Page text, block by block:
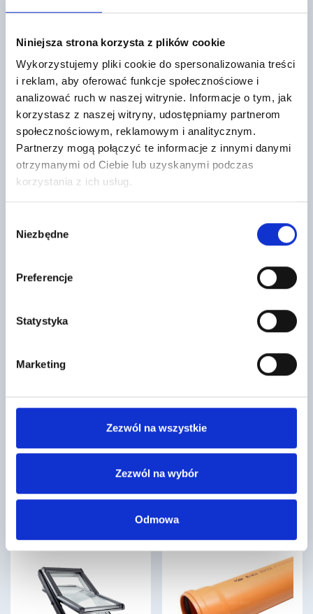
Niniejsza strona korzysta z plików cookie
Wykorzystujemy pliki cookie do spersonalizowania treści
i reklam, aby oferować funkcje społecznościowe i
analizować ruch w naszej witrynie. Informacje o tym, jak
korzystasz z naszej witryny, udostępniamy partnerom
społecznościowym, reklamowym i analitycznym.
Partnerzy mogą połączyć te informacje z innymi danymi
otrzymanymi od Ciebie lub uzyskanymi podczas
korzystania z ich usług.
zgody
Niezbędne
Preferencje
Statystyka
Marketing
Zezwól na wszystkie
Zezwól na wybór
Odmowa
OKNO DACHOWE DESIGNO WDF R49
H N WD AL OBROTOWE Z DREWNA
74/118
1656,01 zł/ szt
drewniane to doskonałe
rozwiązanie do oświetlania i
WEŁNA MINERALNA 100 MM KNAUF
UNIFIT PRO 035 1 ROLKA/6 M2
mm to wysokiej jakości mata z
wełny szklanej, przeznaczona do
Weber tynk IP INTER 25kg
Poliuretanowy klej do styropianu
TO-KPS stosowany do
przyklejania płyt styropianowych
ekstrudowanego (XPS)…
Belka stropowa Teriva I/5,60 m
311
Belka stropowa betonowa to
wyspecjalizowany element
konstrukcyjny stosowany w
gęstożebrowych, który pozwala